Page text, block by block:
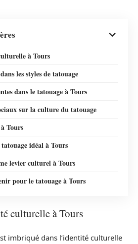
à Tours
les styles de tatouage
dans le tatouage à Tours
sur la culture du tatouage
Tours
idéal à Tours
levier culturel à Tours
pour le tatouage à Tours
culturelle à Tours
imbriqué dans l’identité culturelle